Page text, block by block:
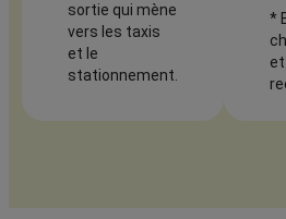
sortie qui mène
vers les taxis
et le
stationnement.
*